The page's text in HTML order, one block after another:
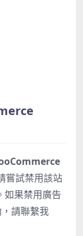
嘗試禁用該站
如果禁用廣告
請聯繫我